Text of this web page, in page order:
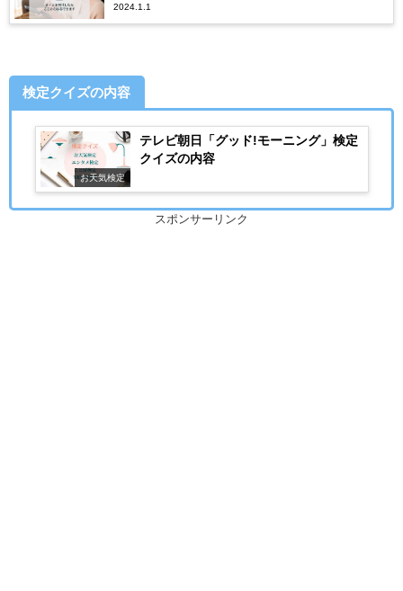
2024.1.1
検定クイズの内容
お天気検定
テレビ朝日「グッド!モーニング」検定
クイズの内容
スポンサーリンク